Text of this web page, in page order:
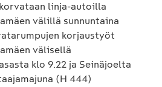
linja-autoilla
välillä sunnuntaina
korjaustyöt
välisellä
klo 9.22 ja Seinäjoelta
(H 444)